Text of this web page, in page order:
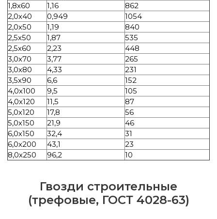
1,8х60
1,16
862
2,0х40
0,949
1054
2,0х50
1,19
840
2,5х50
1,87
535
2,5х60
2,23
448
3,0х70
3,77
265
3,0х80
4,33
231
3,5х90
6,6
152
4,0х100
9,5
105
4,0х120
11,5
87
5,0х120
17,8
56
5,0х150
21,9
46
6,0х150
32,4
31
6,0х200
43,1
23
8,0х250
96,2 10
Гвозди строительные
(трефовые, ГОСТ 4028-63)